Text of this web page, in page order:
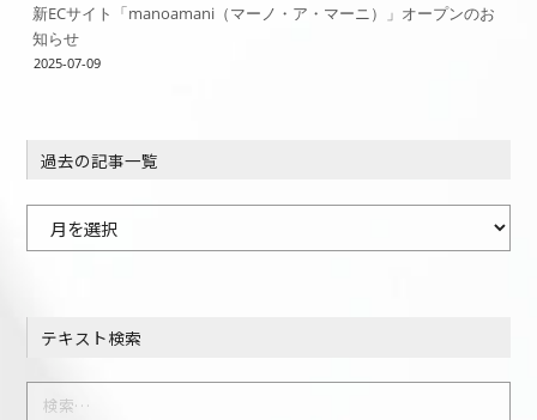
新ECサイト「manoamani（マーノ・ア・マーニ）」オープンのお
知らせ
2025-07-09
過去の記事一覧
去
記
事
一
覧
テキスト検索
検